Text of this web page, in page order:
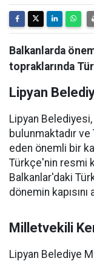
Balkanlarda
topraklarında
Lipyan
Lipyan
bulunmaktadır
eden önemli bir
Türkçe'nin resmi
Balkanlar'daki
dönemin kapısını
Milletvekili
Lipyan Belediye